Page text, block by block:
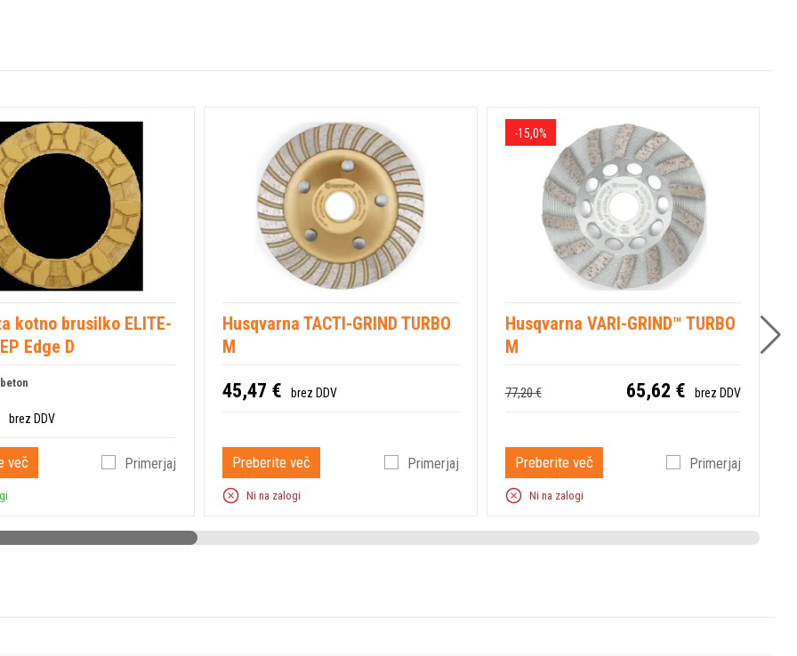
kot tekstovnem delu in
kotno brusilko ELITE-
Edge D
beton
brez DDV
več Primerjaj
Husqvarna TACTI-GRIND TURBO
M
45,47 € brez DDV
Preberite več Primerjaj
Ni na zalogi
-15,0%
Husqvarna VARI-GRIND™ TURBO
M
77,20 € 65,62 € brez DDV
Preberite več Primerjaj
Ni na zalogi